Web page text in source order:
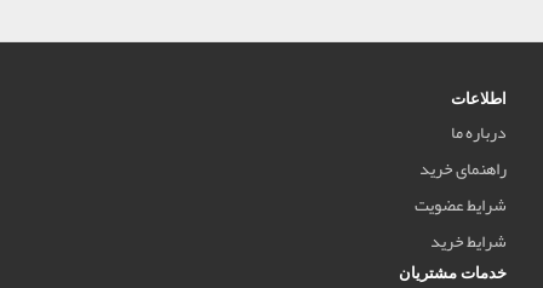
اطلاعات
درباره ما
راهنمای خرید
شرایط عضویت
شرایط خرید
خدمات مشتریان